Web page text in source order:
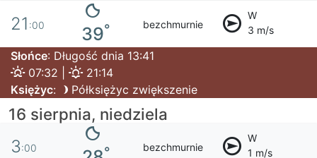
21 :00 39° bezchmurnie
W
3 m/s
Słońce: Długość dnia 13:41
07:32 |
21:14
Księżyc: Półksiężyc zwiększenie
16 sierpnia, niedziela
3:00 ° bezchmurnie
W
1 m/s